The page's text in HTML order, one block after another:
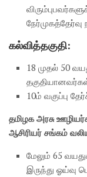
கல்வித்தகுதி:
18 முதல் 50
10ம் வகுப்பு
தமிழக அரசு
ஆசிரியர் சங்கம்
மேலும் 65
இருந்து ஓய்வு